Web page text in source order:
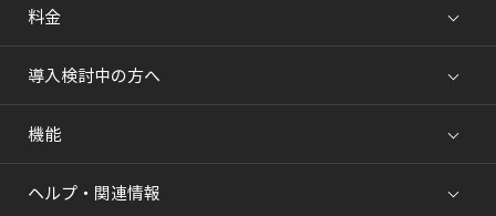
料金
導入検討中の方へ
機能
ヘルプ・関連情報